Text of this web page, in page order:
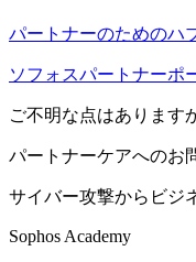
パートナーのためのハ
ソフォスパートナーポ
ご不明な点はあります
パートナーケアへのお
サイバー攻撃からビジ
Sophos Academy